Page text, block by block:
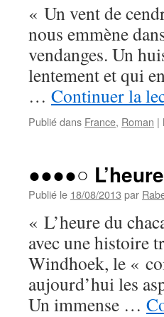
« Un vent de
nous emmène
vendanges. Un
lentement et qui
… Continuer la
Publié dans France, Roman |
●●●●○
Publié le 18/08/2013 par
« L’heure du
avec une histoire
Windhoek, le «
aujourd’hui les
Un immense …